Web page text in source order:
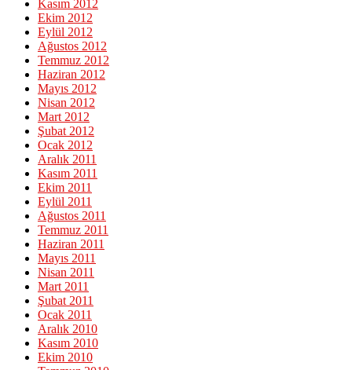
Kasım 2012
Ekim 2012
Eylül 2012
Ağustos 2012
Temmuz 2012
Haziran 2012
Mayıs 2012
Nisan 2012
Mart 2012
Şubat 2012
Ocak 2012
Aralık 2011
Kasım 2011
Ekim 2011
Eylül 2011
Ağustos 2011
Temmuz 2011
Haziran 2011
Mayıs 2011
Nisan 2011
Mart 2011
Şubat 2011
Ocak 2011
Aralık 2010
Kasım 2010
Ekim 2010